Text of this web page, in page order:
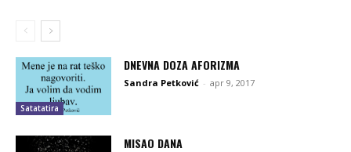
Satatatira
DNEVNA DOZA AFORIZMA
Sandra Petković - apr 9, 2017
MISAO DANA